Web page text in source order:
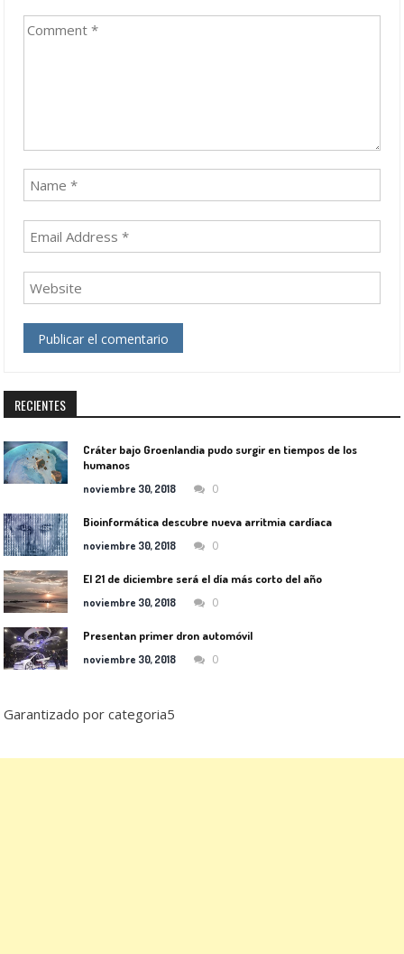
RECIENTES
Cráter bajo Groenlandia pudo surgir en tiempos de los
humanos
noviembre 30, 2018 0
Bioinformática descubre nueva arritmia cardíaca
noviembre 30, 2018 0
El 21 de diciembre será el día más corto del año
noviembre 30, 2018 0
Presentan primer dron automóvil
noviembre 30, 2018 0
Garantizado por categoria5